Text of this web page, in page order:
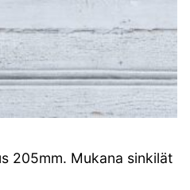
205mm. Mukana sinkilät